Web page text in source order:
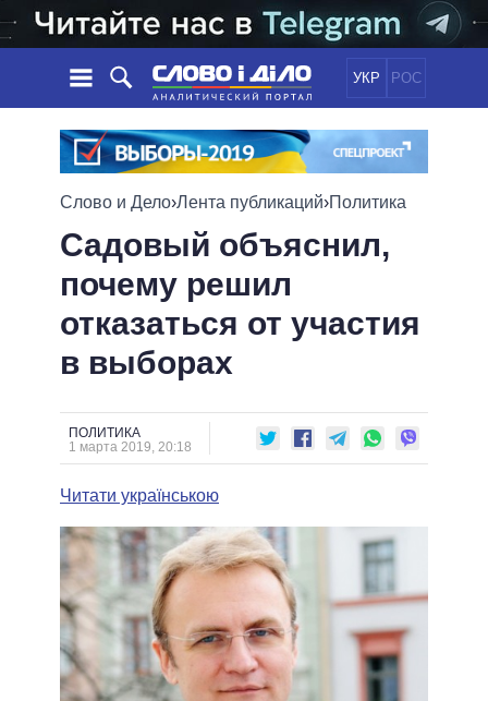
УКР РОС
НОВОСТИ
СТАТЬИ
МНЕНИЯ
ОБЗОРЫ
ОБЩЕСТВО
МИР
ПОЛИТИКИ
ВСЕ ПОЛИТИКИ
ПРЕЗИДЕНТ И ОФИС
ВЕРХОВНАЯ РАДА
КАБИНЕТ МИНИСТРОВ
ГЛАВЫ ОБЛАДМИНИСТРАЦИЙ
МЭРЫ
ИНФОГРАФИКА
ВИДЕО
ПОДДЕРЖАТЬ
СРАВНЕНИЕ ПОЛИТИКОВ
Слово и Дело›Лента публикаций›Политика
Садовый объяснил,
почему решил
отказаться от участия
в выборах
ПОЛИТИКА
1 марта 2019, 20:18
Читати українською